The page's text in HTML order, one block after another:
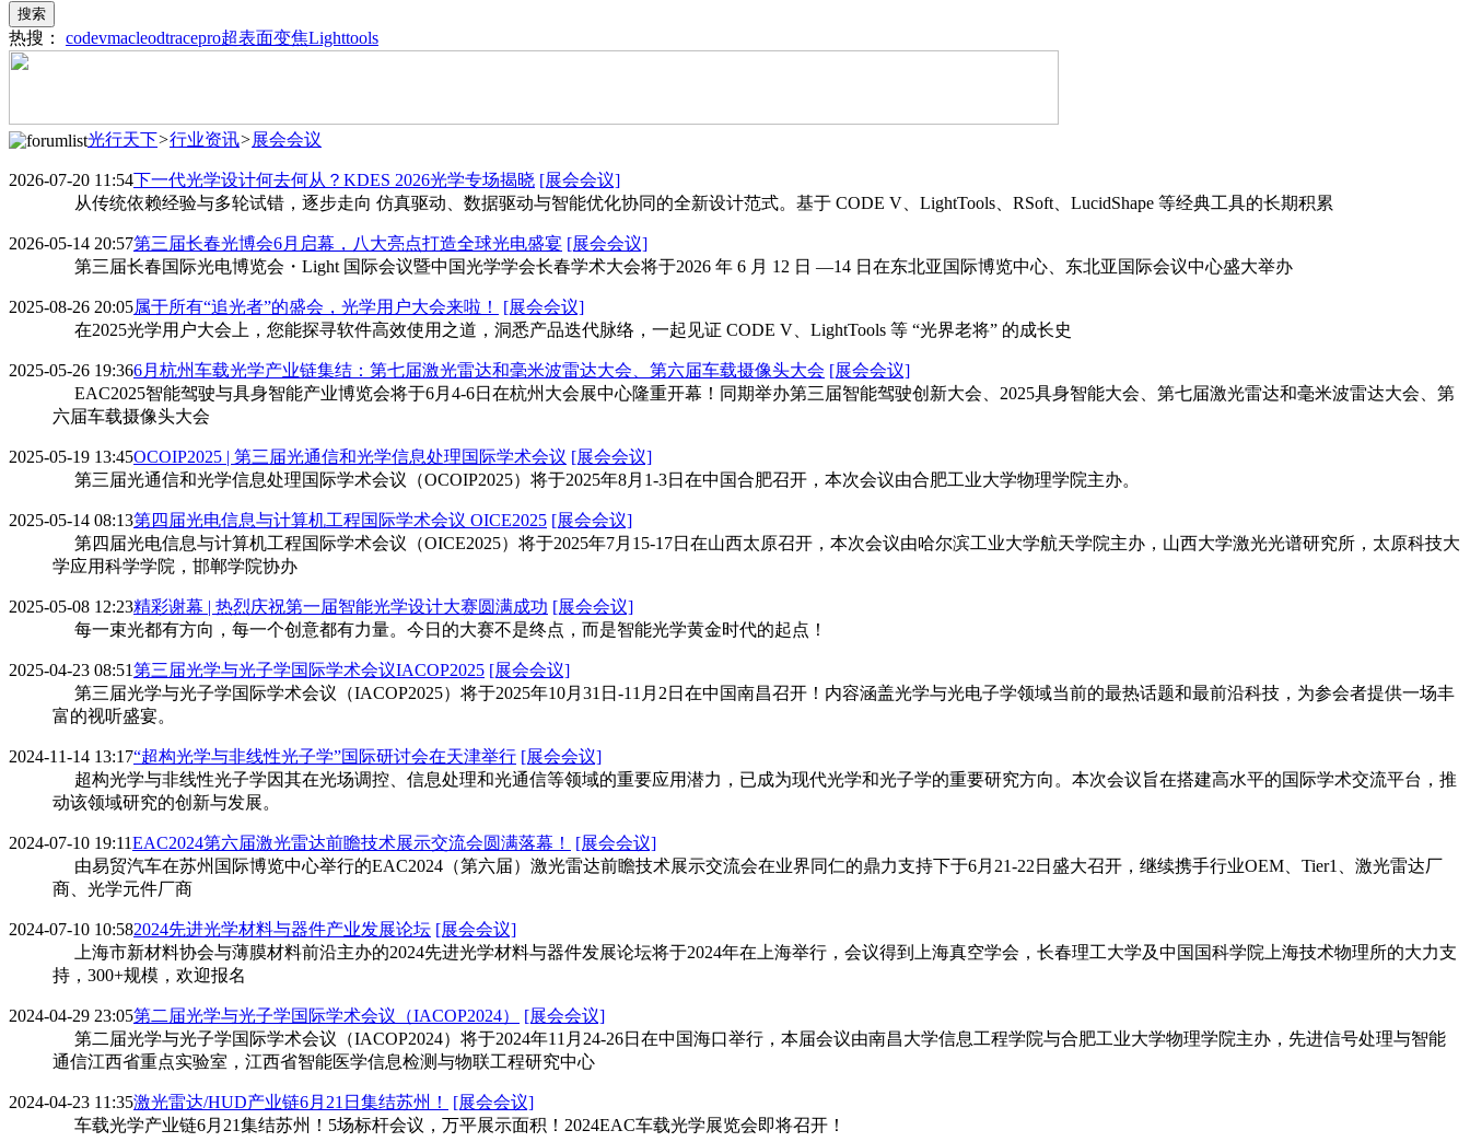
搜索
热搜： codevmacleodtracepro超表面变焦Lighttools
光行天下>行业资讯>展会会议
2026-07-20 11:54下一代光学设计何去何从？KDES 2026光学专场揭晓 [展会会议]
从传统依赖经验与多轮试错，逐步走向 仿真驱动、数据驱动与智能优化协同的全新设计范式。基于 CODE V、LightTools、RSoft、LucidShape 等经典工具的长期积累
2026-05-14 20:57第三届长春光博会6月启幕，八大亮点打造全球光电盛宴 [展会会议]
第三届长春国际光电博览会・Light 国际会议暨中国光学学会长春学术大会将于2026 年 6 月 12 日 —14 日在东北亚国际博览中心、东北亚国际会议中心盛大举办
2025-08-26 20:05属于所有“追光者”的盛会，光学用户大会来啦！
[展会会议]
在2025光学用户大会上，您能探寻软件高效使用之道，洞悉产品迭代脉络，一起见证 CODE V、LightTools 等 “光界老将” 的成长史
2025-05-26 19:366月杭州车载光学产业链集结：第七届激光雷达和毫米波雷达大会、第六届车载摄像头大会 [展会会议]
EAC2025智能驾驶与具身智能产业博览会将于6月4-6日在杭州大会展中心隆重开幕！同期举办第三届智能驾驶创新大会、2025具身智能大会、第七届激光雷达和毫米波雷达大会、第
六届车载摄像头大会
2025-05-19 13:45OCOIP2025 | 第三届光通信和光学信息处理国际学术会议 [展会会议]
第三届光通信和光学信息处理国际学术会议（OCOIP2025）将于2025年8月1-3日在中国合肥召开，本次会议由合肥工业大学物理学院主办。
2025-05-14 08:13第四届光电信息与计算机工程国际学术会议 OICE2025 [展会会议]
第四届光电信息与计算机工程国际学术会议（OICE2025）将于2025年7月15-17日在山西太原召开，本次会议由哈尔滨工业大学航天学院主办，山西大学激光光谱研究所，太原科技大
学应用科学学院，邯郸学院协办
2025-05-08 12:23精彩谢幕 | 热烈庆祝第一届智能光学设计大赛圆满成功 [展会会议]
每一束光都有方向，每一个创意都有力量。今日的大赛不是终点，而是智能光学黄金时代的起点！
2025-04-23 08:51第三届光学与光子学国际学术会议IACOP2025 [展会会议]
第三届光学与光子学国际学术会议（IACOP2025）将于2025年10月31日-11月2日在中国南昌召开！内容涵盖光学与光电子学领域当前的最热话题和最前沿科技，为参会者提供一场丰
富的视听盛宴。
2024-11-14 13:17“超构光学与非线性光子学”国际研讨会在天津举行 [展会会议]
超构光学与非线性光子学因其在光场调控、信息处理和光通信等领域的重要应用潜力，已成为现代光学和光子学的重要研究方向。本次会议旨在搭建高水平的国际学术交流平台，推
动该领域研究的创新与发展。
2024-07-10 19:11EAC2024第六届激光雷达前瞻技术展示交流会圆满落幕！
[展会会议]
由易贸汽车在苏州国际博览中心举行的EAC2024（第六届）激光雷达前瞻技术展示交流会在业界同仁的鼎力支持下于6月21-22日盛大召开，继续携手行业OEM、Tier1、激光雷达厂
商、光学元件厂商
2024-07-10 10:582024先进光学材料与器件产业发展论坛 [展会会议]
上海市新材料协会与薄膜材料前沿主办的2024先进光学材料与器件发展论坛将于2024年在上海举行，会议得到上海真空学会，长春理工大学及中国国科学院上海技术物理所的大力支
持，300+规模，欢迎报名
2024-04-29 23:05第二届光学与光子学国际学术会议（IACOP2024）
[展会会议]
第二届光学与光子学国际学术会议（IACOP2024）将于2024年11月24-26日在中国海口举行，本届会议由南昌大学信息工程学院与合肥工业大学物理学院主办，先进信号处理与智能
通信江西省重点实验室，江西省智能医学信息检测与物联工程研究中心
2024-04-23 11:35激光雷达/HUD产业链6月21日集结苏州！
[展会会议]
车载光学产业链6月21集结苏州！5场标杆会议，万平展示面积！2024EAC车载光学展览会即将召开！